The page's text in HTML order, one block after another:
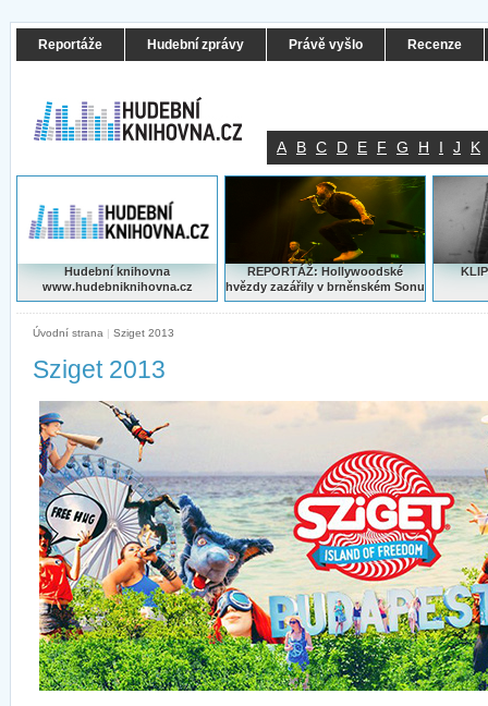
Reportáže Hudební zprávy Právě vyšlo Recenze
A B C D E F G H I J K
Hudební knihovna
www.hudebniknihovna.cz
REPORTÁŽ: Hollywoodské
hvězdy zazářily v brněnském Sonu
Úvodní strana | Sziget 2013
Sziget 2013